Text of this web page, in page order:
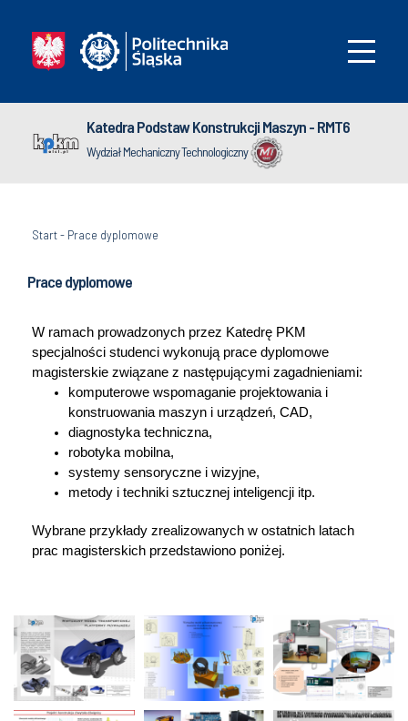
Katedra Podstaw Konstrukcji Maszyn - RMT6
Wydział Mechaniczny Technologiczny
Start- Prace dyplomowe
Prace dyplomowe
W ramach prowadzonych przez Katedrę PKM
specjalności studenci wykonują prace dyplomowe
magisterskie związane z następującymi zagadnieniami:
komputerowe wspomaganie projektowania i
konstruowania maszyn i urządzeń, CAD,
diagnostyka techniczna,
robotyka mobilna,
systemy sensoryczne i wizyjne,
metody i techniki sztucznej inteligencji itp.
Wybrane przykłady zrealizowanych w ostatnich latach
prac magisterskich przedstawiono poniżej.